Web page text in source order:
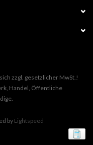
zzgl. gesetzlicher MwSt.!
Handel, Öffentliche
by Lightspeed